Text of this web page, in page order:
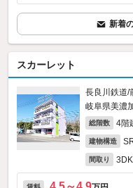
新着
スカーレット
長良川鉄道/
岐阜県美濃
総階数 4階
建物構造
間取り 3DK